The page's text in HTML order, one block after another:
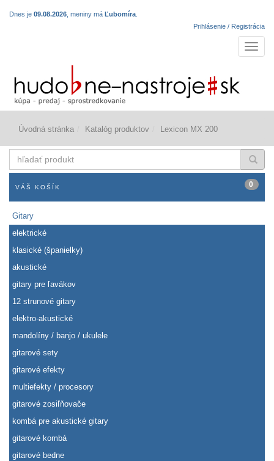
Dnes je 09.08.2026 , meniny má Ľubomíra
Prihlásenie / Registrácia
Úvodná stránka Katalóg produktov Lexicon MX 200
produkt
VÁŠ KOŠÍK 0
Gitary
elektrické
klasické (španielky)
akustické
gitary pre ľavákov
12 strunové gitary
elektro-akustické
mandolíny / banjo / ukulele
gitarové sety
gitarové efekty
multiefekty / procesory
gitarové zosiľňovače
kombá pre akustické gitary
gitarové kombá
gitarové bedne